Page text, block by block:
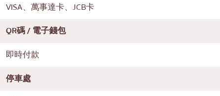
VISA、萬事達卡、JCB卡
QR碼 / 電子錢包
即時付款
停車處